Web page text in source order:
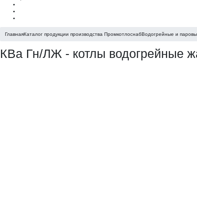
ГлавнаяКаталог продукции производства ПромкотлоснабВодогрейные и
КВа Гн/ЛЖ - котлы водогрейные